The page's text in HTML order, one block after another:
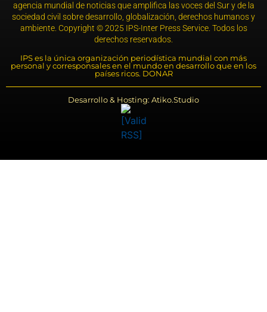
agencia mundial de noticias que amplifica las voces del Sur y de la
sociedad civil sobre desarrollo, globalización, derechos humanos y
ambiente. Copyright © 2025 IPS-Inter Press Service. Todos los
derechos reservados.
IPS es la única organización periodística mundial con más
personal y corresponsales en el mundo en desarrollo que en los
países ricos. DONAR
Desarrollo & Hosting: Atiko.Studio